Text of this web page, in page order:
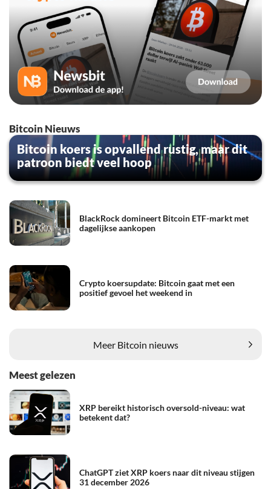
Bitcoin Nieuws
Bitcoin koers is opvallend rustig, maar dit
patroon biedt veel hoop
BlackRock domineert Bitcoin ETF-markt met
dagelijkse aankopen
Crypto koersupdate: Bitcoin gaat met een
positief gevoel het weekend in
Meer Bitcoin nieuws
Meest gelezen
XRP bereikt historisch oversold-niveau: wat
betekent dat?
ChatGPT ziet XRP koers naar dit niveau stijgen
31 december 2026